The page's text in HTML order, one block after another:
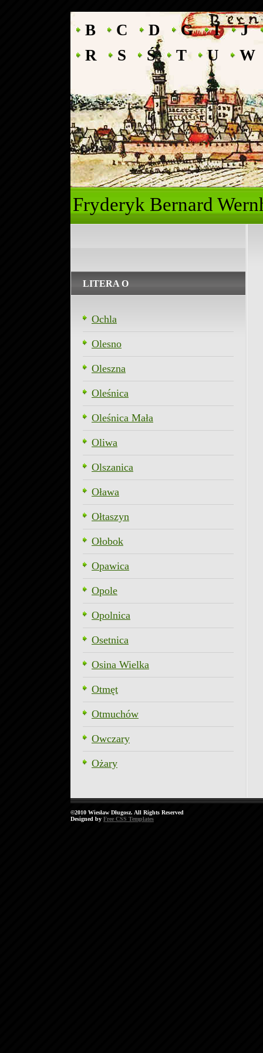
B C D G I
J
R
S Ś T U W
Fryderyk
LITERA O
Ochla
Olesno
Oleszna
Oleśnica
Oleśnica Mała
Oliwa
Olszanica
Oława
Ołtaszyn
Ołobok
Opawica
Opole
Opolnica
Osetnica
Osina Wielka
Otmęt
Otmuchów
Owczary
Ożary
©2010 Wiesław Długosz. All Rights Reserved
Designed by Free CSS Templates